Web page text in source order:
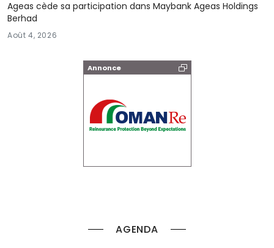
Annonce
AGENDA
Ageas cède sa participation dans Maybank Ageas Holdings
Berhad
Août 4, 2026